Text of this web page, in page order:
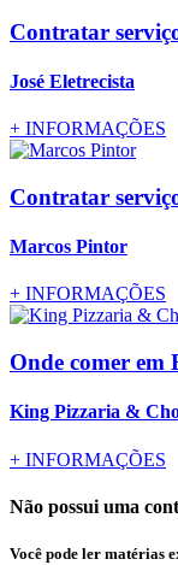
Contratar
José Eletrecista
+ INFORMAÇÕES
Contratar
Marcos Pintor
+ INFORMAÇÕES
Onde comer em
King Pizzaria &
+ INFORMAÇÕES
Não possui uma
Você pode ler matérias